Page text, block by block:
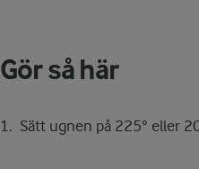
Gör så här
Sätt ugnen på 225° eller